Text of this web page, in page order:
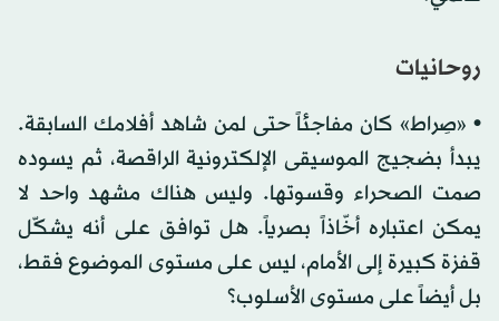
روحانيات
• «صِراط» كان مفاجئاً حتى لمن شاهد أفلامك السابقة.
يبدأ بضجيج الموسيقى الإلكترونية الراقصة، ثم يسوده
صمت الصحراء وقسوتها. وليس هناك مشهد واحد لا
يمكن اعتباره أخّاذاً بصرياً. هل توافق على أنه يشكّل
قفزة كبيرة إلى الأمام، ليس على مستوى الموضوع فقط،
بل أيضاً على مستوى الأسلوب؟